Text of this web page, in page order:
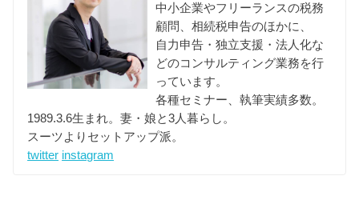
中小企業やフリーランスの税務
顧問、相続税申告のほかに、
自力申告・独立支援・法人化な
どのコンサルティング業務を行
っています。
各種セミナー、執筆実績多数。
1989.3.6生まれ。妻・娘と3人暮らし。
スーツよりセットアップ派。
twitter instagram